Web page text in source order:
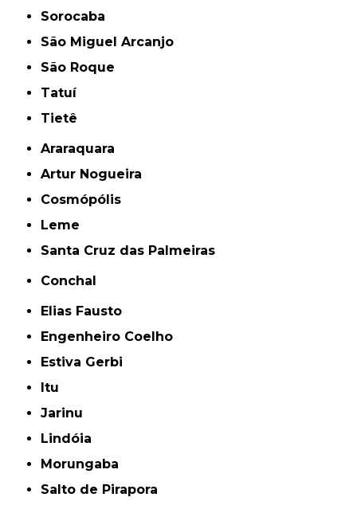
Sorocaba
São Miguel Arcanjo
São Roque
Tatuí
Tietê
Araraquara
Artur Nogueira
Cosmópólis
Leme
Santa Cruz das Palmeiras
Conchal
Elias Fausto
Engenheiro Coelho
Estiva Gerbi
Itu
Jarinu
Lindóia
Morungaba
Salto de Pirapora